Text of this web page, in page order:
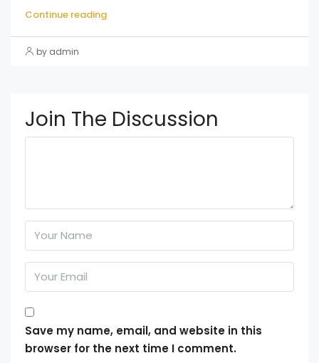
Continue reading
by admin
Join The Discussion
Save my name, email, and website in this
browser for the next time I comment.